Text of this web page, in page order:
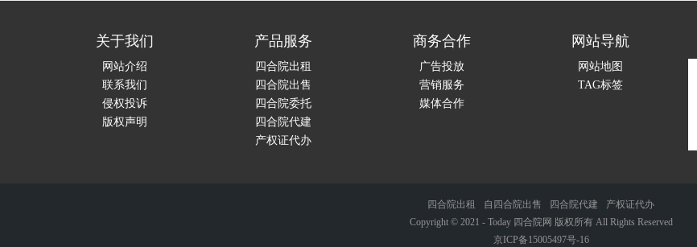
关于我们
网站介绍
联系我们
侵权投诉
版权声明
产品服务
四合院出租
四合院出售
四合院委托
四合院代建
产权证代办
商务合作
广告投放
营销服务
媒体合作
网站导航
网站地图
TAG标签
四合院出租 自四合院出售 四合院代建
产权证代办
Copyright © 2021 - Today 四合院网 版权所有 All Rights Reserved
京ICP备15005497号-16